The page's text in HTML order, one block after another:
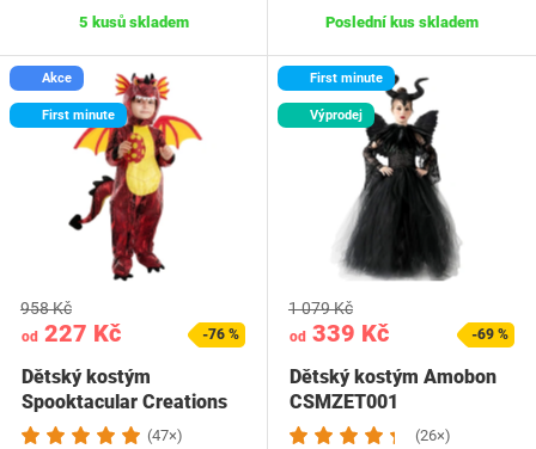
5 kusů skladem Poslední kus skladem
Akce
First minute
od 227 Kč
958 Kč
-76 %
Dětský kostým
Spooktacular Creations
drak
(47×)
First minute
Výprodej
od 339 Kč
1 079 Kč
-69 %
Dětský kostým Amobon
CSMZET001
(26×)